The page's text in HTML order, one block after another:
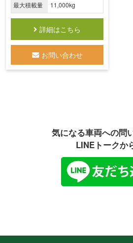
最大積載量
11,000kg
詳細はこちら
お問い合わせ
気になる車両への問
LINEトークか